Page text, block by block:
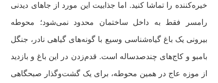
خیره‌کننده را تماشا کنید. اما جذابیت این مورد از جاهای دیدنی
رامسر فقط به داخل ساختمان محدود نمی‌شود؛ محوطه
بیرونی یک باغ گیاه‌شناسی وسیع با گونه‌های گیاهی نادر، جنگل
بامبو و کاج‌های چندصدساله است. قدم‌زدن در این باغ و بازدید
از موزه عاج در همین محوطه، برای یک گشت‌وگذار صبحگاهی